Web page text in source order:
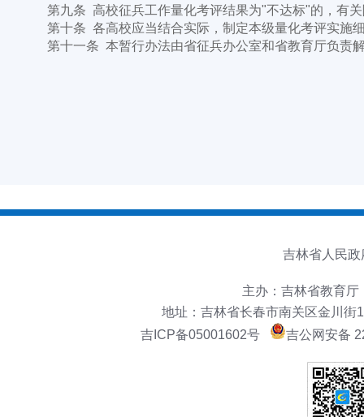
第九条 高校征兵工作量化考评结果为"不达标"的，有关
第十条 各高校应当结合实际，制定本级量化考评实施细
第十一条 本暂行办法由省征兵办公室和省教育厅负责
吉林省人民政
主办：吉林省教育
地址：吉林省长春市南关区金川
吉ICP备05001602号
吉公网安备